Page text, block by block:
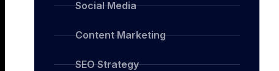
Social Media
Content Marketing
SEO Strategy